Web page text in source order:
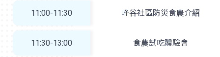
11:00-11:30 峰谷社區防災食農介紹
11:30-13:00 食農試吃體驗會